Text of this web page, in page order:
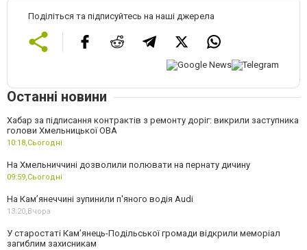
Поділіться та підписуйтесь на наші джерела
Останні новини
Хабар за підписання контрактів з ремонту доріг: викрили заступника
голови Хмельницької ОВА
10:18,Сьогодні
На Хмельниччині дозволили полювати на пернату дичину
09:59,Сьогодні
На Камʼянеччині зупинили п'яного водія Audi
13:20,Вчора
У старостаті Кам’янець-Подільської громади відкрили меморіал
загиблим захисникам